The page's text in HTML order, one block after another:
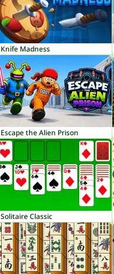
Knife Madness
Escape the Alien Prison
Solitaire Classic